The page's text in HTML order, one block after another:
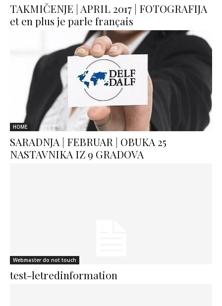
TAKMIČENJE | APRIL 2017 | FOTOGRAFIJA
et en plus je parle français
HOME
SARADNJA | FEBRUAR | OBUKA 25
NASTAVNIKA IZ 9 GRADOVA
Webmaster do not touch
test-letredinformation